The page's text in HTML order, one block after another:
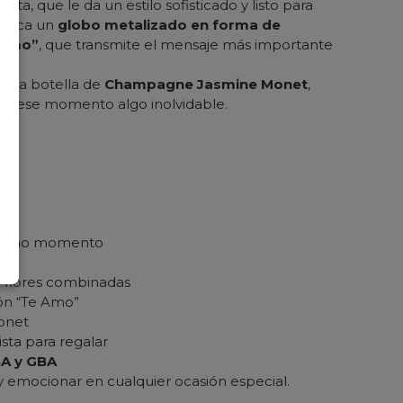
que le da un estilo sofisticado y listo para
un globo metalizado en forma de
, que transmite el mensaje más importante
botella de Champagne Jasmine Monet,
ese momento algo inolvidable.
momento
flores combinadas
“Te Amo”
para regalar
y GBA
en cualquier ocasión especial.